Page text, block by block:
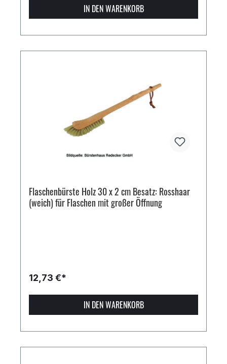
IN DEN WARENKORB
Flaschenbürste Holz 30 x 2 cm Besatz: Rosshaar
(weich) für Flaschen mit großer Öffnung
12,73 €*
IN DEN WARENKORB